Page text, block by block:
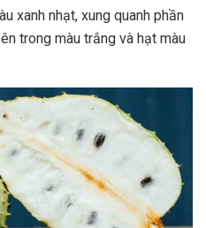
xanh nhạt, xung quanh phần
trong màu trắng và hạt màu